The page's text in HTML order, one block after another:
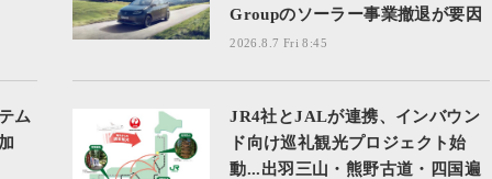
Groupのソーラー事業撤退が要因
2026.8.7 Fri 8:45
ム
JR4社とJALが連携、インバウン
ド向け巡礼観光プロジェクト始
動...出羽三山・熊野古道・四国遍